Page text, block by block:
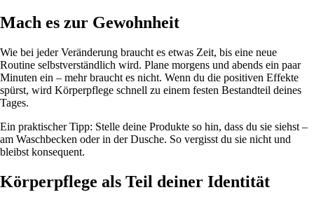
Mach es zur Gewohnheit
Wie bei jeder Veränderung braucht es etwas Zeit, bis eine neue
Routine selbstverständlich wird. Plane morgens und abends ein paar
Minuten ein – mehr braucht es nicht. Wenn du die positiven Effekte
spürst, wird Körperpflege schnell zu einem festen Bestandteil deines
Tages.
Ein praktischer Tipp: Stelle deine Produkte so hin, dass du sie siehst –
am Waschbecken oder in der Dusche. So vergisst du sie nicht und
bleibst konsequent.
Körperpflege als Teil deiner Identität